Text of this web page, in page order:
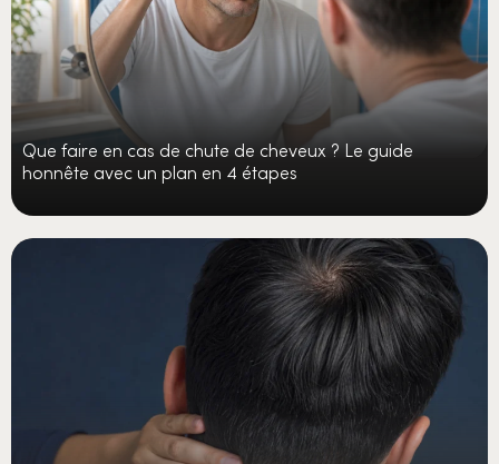
Que faire en cas de chute de cheveux ? Le guide
honnête avec un plan en 4 étapes